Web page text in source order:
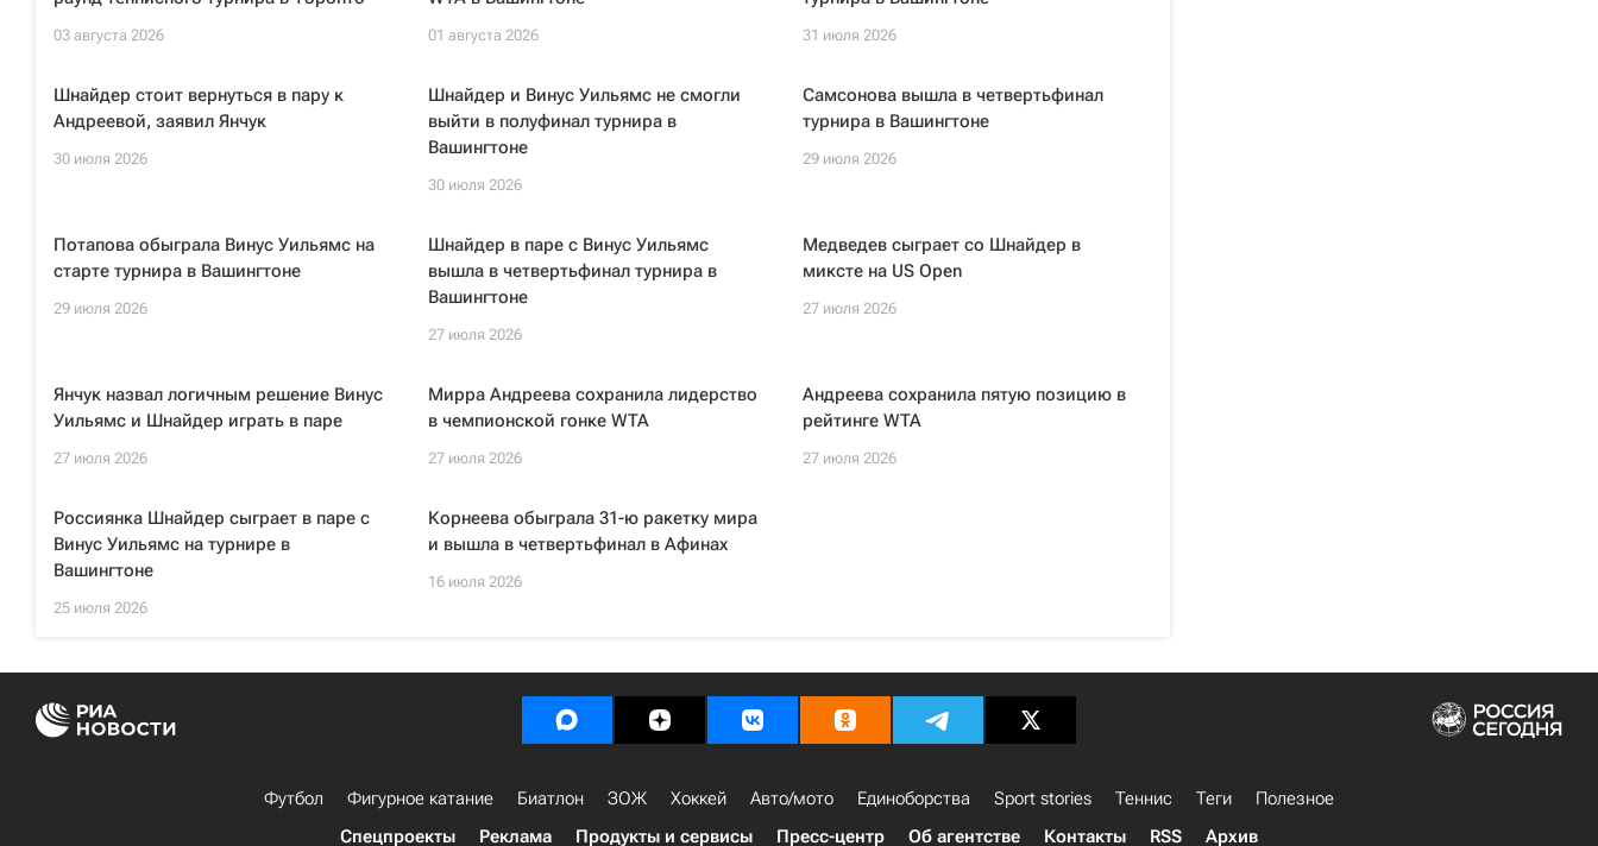
03 августа 2026 01 августа 2026 31 июля 2026
Шнайдер стоит вернуться в пару к
Андреевой, заявил Янчук
30 июля 2026
Шнайдер и Винус Уильямс не смогли
выйти в полуфинал турнира в
Вашингтоне
30 июля 2026
Самсонова вышла в четвертьфинал
турнира в Вашингтоне
29 июля 2026
Потапова обыграла Винус Уильямс на
старте турнира в Вашингтоне
29 июля 2026
Шнайдер в паре с Винус Уильямс
вышла в четвертьфинал турнира в
Вашингтоне
27 июля 2026
Медведев сыграет со Шнайдер в
миксте на US Open
27 июля 2026
Янчук назвал логичным решение Винус
Уильямс и Шнайдер играть в паре
27 июля 2026
Мирра Андреева сохранила лидерство
в чемпионской гонке WTA
27 июля 2026
Андреева сохранила пятую позицию в
рейтинге WTA
27 июля 2026
Россиянка Шнайдер сыграет в паре с
Винус Уильямс на турнире в
Вашингтоне
25 июля 2026
Корнеева обыграла 31-ю ракетку мира
и вышла в четвертьфинал в Афинах
16 июля 2026
Футбол Фигурное катание Биатлон ЗОЖ Хоккей Авто/мото Единоборства Sport stories Теннис Теги
Полезное
Спецпроекты
Реклама Продукты и сервисы Пресс-центр Об агентстве Контакты RSS Архив